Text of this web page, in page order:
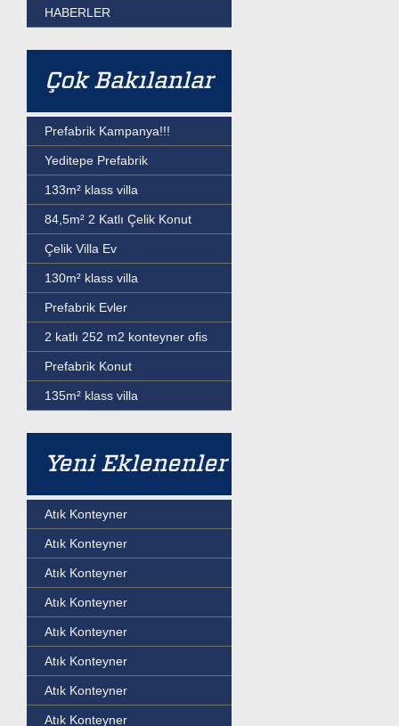
HABERLER
Çok Bakılanlar
Prefabrik Kampanya!!!
Yeditepe Prefabrik
133m² klass villa
84,5m² 2 Katlı Çelik Konut
Çelik Villa Ev
130m² klass villa
Prefabrik Evler
2 katlı 252 m2 konteyner ofis
Prefabrik Konut
135m² klass villa
Yeni Eklenenler
Atık Konteyner
Atık Konteyner
Atık Konteyner
Atık Konteyner
Atık Konteyner
Atık Konteyner
Atık Konteyner
Atık Konteyner